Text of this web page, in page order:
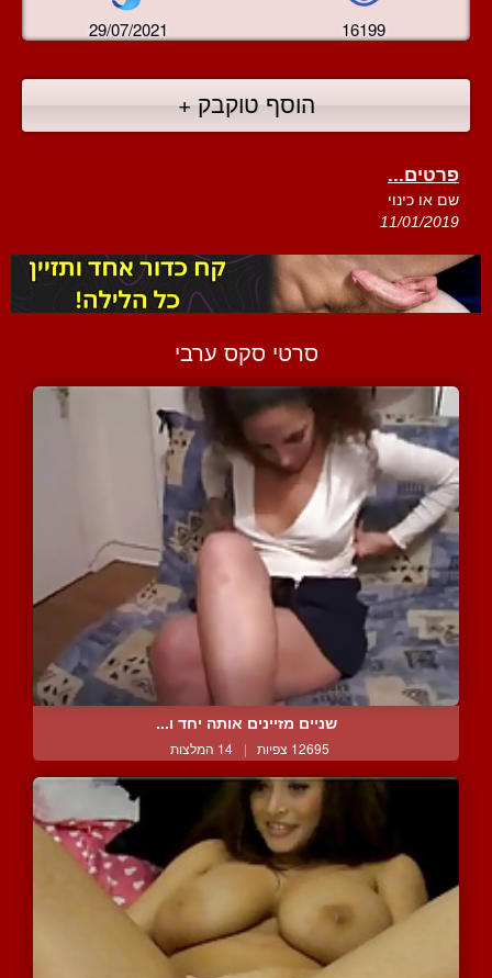
29/07/2021 16199
הוסף טוקבק +
פרטים...
שם או כינוי
11/01/2019
סרטי סקס ערבי
שניים מזיינים אותה יחד ו...
12695 צפיות | 14 המלצות